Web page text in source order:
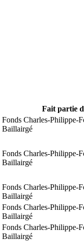
Fait partie
Fonds Charles-Philippe-
Baillairgé
Fonds Charles-Philippe-
Baillairgé
Fonds Charles-Philippe-
Baillairgé
Fonds Charles-Philippe-
Baillairgé
Fonds Charles-Philippe-
Baillairgé